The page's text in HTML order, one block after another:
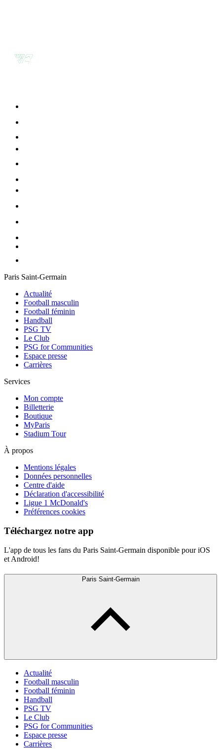
Paris Saint-Germain
Actualité
Football masculin
Football féminin
Handball
PSG TV
Le Club
PSG for Communities
Espace presse
Carrières
Services
Mon compte
Billetterie
Boutique
MyParis
Stadium Tour
À propos
Mentions légales
Données personnelles
Centre d'aide
Déclaration d'accessibilité
Ligue 1 McDonald's
Préférences cookies
Téléchargez notre app
L'app de tous les fans du Paris Saint-Germain disponible pour iOS
et Android!
Paris Saint-Germain
Actualité
Football masculin
Football féminin
Handball
PSG TV
Le Club
PSG for Communities
Espace presse
Carrières